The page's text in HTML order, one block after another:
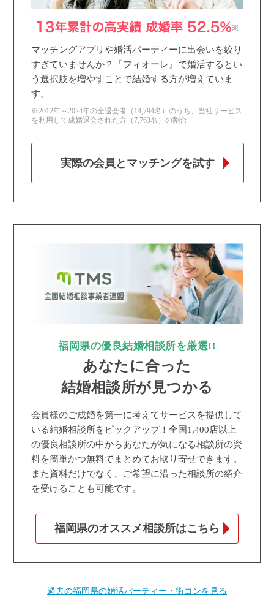
マッチングアプリや婚活パーティーに出会いを絞り
すぎていませんか？『フィオーレ』で婚活するとい
う選択肢を増やすことで結婚する方が増えていま
す。
※2012年～2024年の全退会者（14,794名）のうち、当社サービス
を利用して成婚退会された方（7,763名）の割合
実際の会員とマッチングを試す
福岡県の優良結婚相談所を厳選!!
あなたに合った
結婚相談所が見つかる
会員様のご成婚を第一に考えてサービスを提供して
いる結婚相談所をピックアップ！全国1,400店以上
の優良相談所の中からあなたが気になる相談所の資
料を簡単かつ無料でまとめてお取り寄せできます。
また資料だけでなく、ご希望に沿った相談所の紹介
を受けることも可能です。
福岡県のオススメ相談所はこちら
過去の福岡県の婚活パーティー・街コンを見る